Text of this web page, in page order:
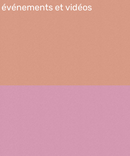
et vidéos